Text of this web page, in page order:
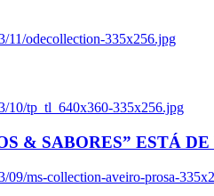
11/odecollection-335x256.jpg
10/tp_tl_640x360-335x256.jpg
& SABORES” ESTÁ
09/ms-collection-aveiro-prosa-